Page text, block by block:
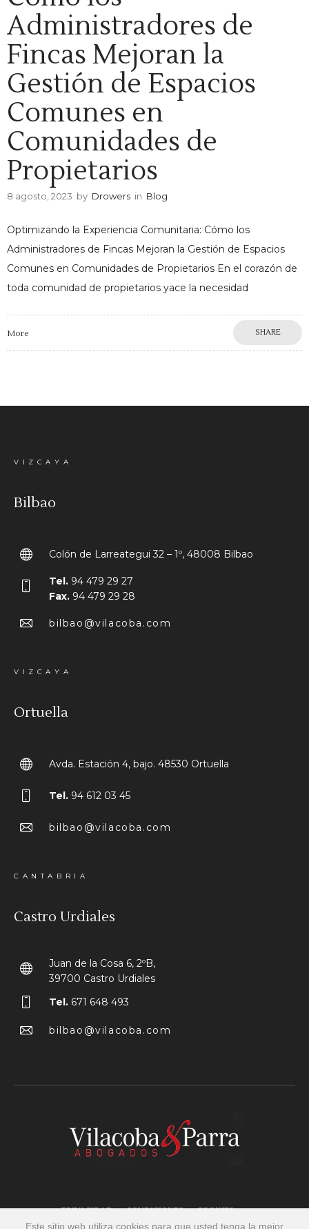
Administradores de
Fincas Mejoran la
Gestión de Espacios
Comunes en
Comunidades de
Propietarios
8 agosto, 2023 by Drowers in Blog
Optimizando la Experiencia Comunitaria: Cómo los
Administradores de Fincas Mejoran la Gestión de Espacios
Comunes en Comunidades de Propietarios En el corazón de
toda comunidad de propietarios yace la necesidad
More SHARE
VIZCAYA
Bilbao
Colón de Larreategui 32 – 1º, 48008 Bilbao
Tel. 94 479 29 27
Fax. 94 479 29 28
bilbao@vilacoba.com
VIZCAYA
Ortuella
Avda. Estación 4, bajo. 48530 Ortuella
Tel. 94 612 03 45
bilbao@vilacoba.com
CANTABRIA
Castro Urdiales
Juan de la Cosa 6, 2ºB,
39700 Castro Urdiales
Tel. 671 648 493
bilbao@vilacoba.com
PRIVACIDAD CONDICIONES COOKIES
Este sitio web utiliza cookies para que usted tenga la mejor